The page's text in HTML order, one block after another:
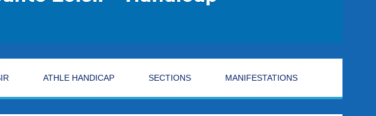
ATHLE HANDICAP SECTIONS MANIFESTATIONS